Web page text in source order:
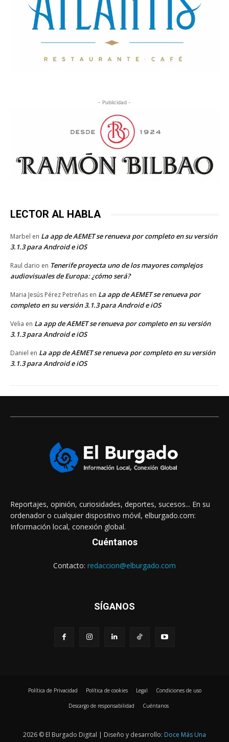
- Publicidad -
LECTOR AL HABLA
Marbel en La app de AEMET se renueva por completo en su versión
3.1.3 para Android e iOS
Raul dario en Tenerife proyecta uno de los mayores complejos
audiovisuales de Europa: ¿cómo será?
Maria Jesús Pérez Petreñas en La app de AEMET se renueva por
completo en su versión 3.1.3 para Android e iOS
Velia en La app de AEMET se renueva por completo en su versión
3.1.3 para Android e iOS
Daniel en La app de AEMET se renueva por completo en su versión
3.1.3 para Android e iOS
Reportajes, opinión, curiosidades, deportes, sucesos... En su
ordenador o cualquier dispositivo móvil, elburgado.com:
Información local, conexión global.
Cuéntanos
Contacto: redaccion@elburgado.com
SÍGANOS
Política de Privacidad Política de cookies Legal Condiciones de uso
Descargo de responsabilidad Cuéntanos
2026 © El Burgado Digital | Diseño y desarrollo: Doce Más Una